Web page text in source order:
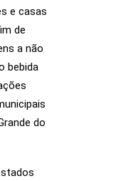
e casas
de
a não
bebida
do